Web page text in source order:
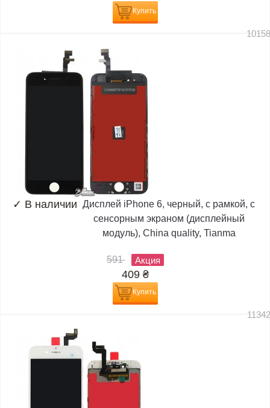
Купить
✓ В наличии Дисплей iPhone 6, черный, с рамкой, с
сенсорным экраном (дисплейный
модуль), China quality, Tianma
591 Акция
409 ₴
Купить